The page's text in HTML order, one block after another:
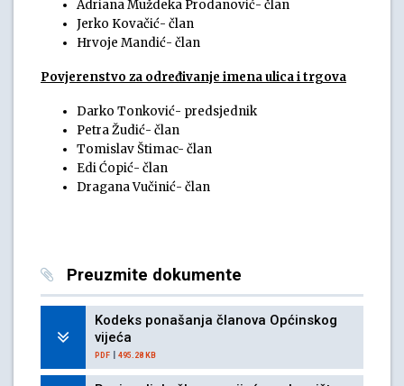
Adriana Muždeka Prodanović- član
Jerko Kovačić- član
Hrvoje Mandić- član
Povjerenstvo za određivanje imena ulica i trgova
Darko Tonković- predsjednik
Petra Žudić- član
Tomislav Štimac- član
Edi Ćopić- član
Dragana Vučinić- član
Preuzmite dokumente
Kodeks ponašanja članova Općinskog
vijeća
PDF | 495.28 KB